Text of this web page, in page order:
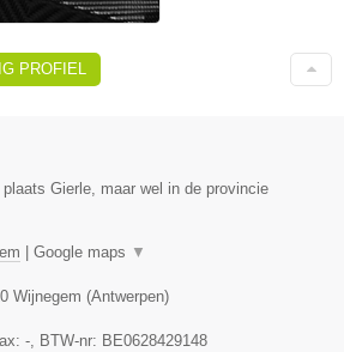
PROFIEL
Gierle, maar wel in de provincie
Google maps ▼
Wijnegem (Antwerpen)
-, BTW-nr: BE0628429148